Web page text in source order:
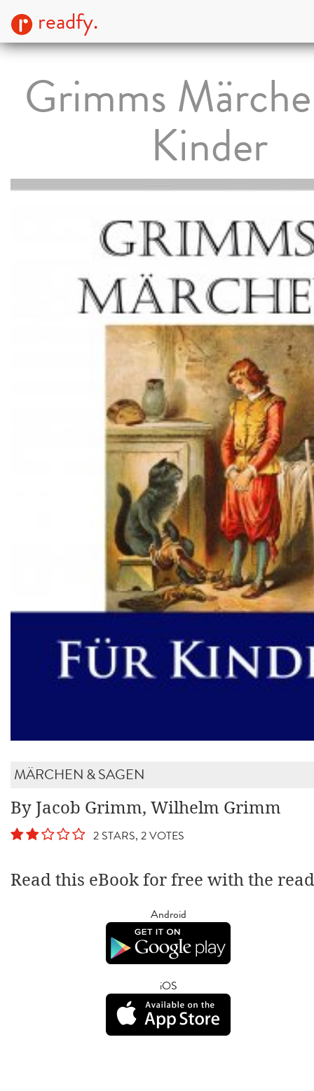
readfy.
Grimms
Kinder
MÄRCHEN & SAGEN
By Jacob Grimm, Wilhelm Grimm
2 STARS, 2 VOTES
Read this eBook for free with the
Android
iOS